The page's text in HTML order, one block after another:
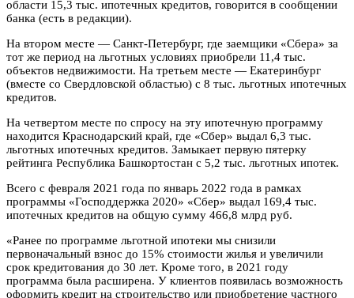
области 15,3 тыс. ипотечных кредитов, говорится в сообщении
банка (есть в редакции).
На втором месте — Санкт-Петербург, где заемщики «Сбера» за
тот же период на льготных условиях приобрели 11,4 тыс.
объектов недвижимости. На третьем месте — Екатеринбург
(вместе со Свердловской областью) с 8 тыс. льготных ипотечных
кредитов.
На четвертом месте по спросу на эту ипотечную программу
находится Краснодарский край, где «Сбер» выдал 6,3 тыс.
льготных ипотечных кредитов. Замыкает первую пятерку
рейтинга Республика Башкортостан с 5,2 тыс. льготных ипотек.
Всего с февраля 2021 года по январь 2022 года в рамках
программы «Господдержка 2020» «Сбер» выдал 169,4 тыс.
ипотечных кредитов на общую сумму 466,8 млрд руб.
«Ранее по программе льготной ипотеки мы снизили
первоначальный взнос до 15% стоимости жилья и увеличили
срок кредитования до 30 лет. Кроме того, в 2021 году
программа была расширена. У клиентов появилась возможность
оформить кредит на строительство или приобретение частного